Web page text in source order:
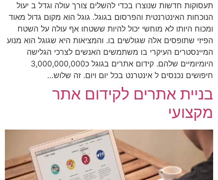
תעסוקות חדשות שנוצרו בכדי להשלים צורך עולה וגדל ב יעול
הנוכחות האינטרנטית והפרסום בגוגל. גוגל הוא מקום גדול מאוד
ומכוח היותו לא מוחשי יכול להיות ששטחו אף עולה על השטח
הפיזי שתופסים אלה שגולשים בו. והמציאות היא שגוגל הוא מנוע
המיינסטרים העיקרי בו משתמשים האנשים לצרכי הגלישה
היומיומיים שלהם. קידום אתרים בגוגל כ3,000,000,000
חיפושים נכנסים ל אינטרנט בכל יום ויום. זה שלוש…
בניית אתרים לקידום אתר
מקצועי